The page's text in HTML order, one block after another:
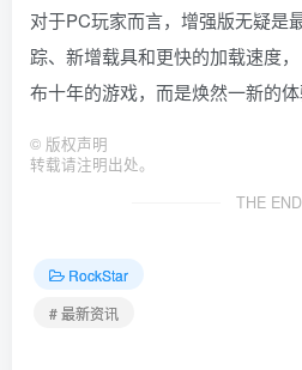
对于PC玩家而言，增强版无疑是
踪、新增载具和更快的加载速度
布十年的游戏，而是焕然一新的体
© 版权声明
转载请注明出处。
THE END
RockStar
# 最新资讯